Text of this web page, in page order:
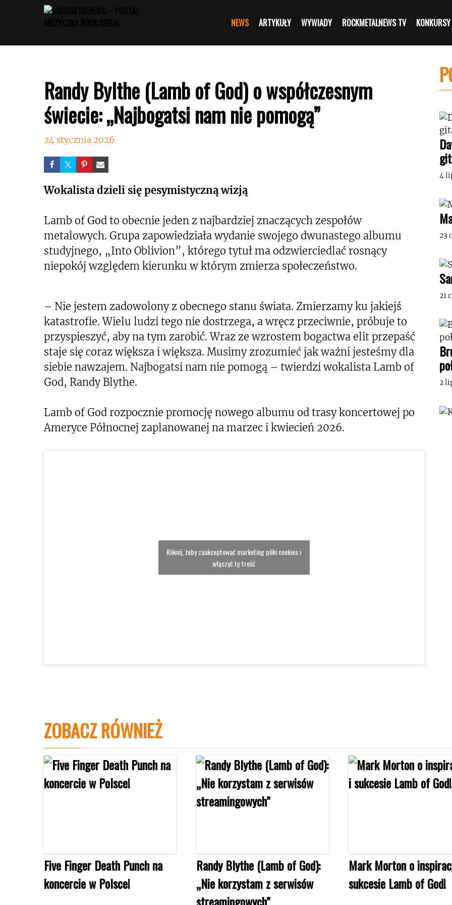
NEWS ARTYKUŁY WYWIADY ROCKMETALNEWS TV KONKURSY
Randy Bylthe (Lamb of God) o współczesnym
świecie: „Najbogatsi nam nie pomogą”
24 stycznia 2026
Wokalista dzieli się pesymistyczną wizją
Lamb of God to obecnie jeden z najbardziej znaczących zespołów
metalowych. Grupa zapowiedziała wydanie swojego dwunastego albumu
studyjnego, „Into Oblivion”, którego tytuł ma odzwierciedlać rosnący
niepokój względem kierunku w którym zmierza społeczeństwo.
– Nie jestem zadowolony z obecnego stanu świata. Zmierzamy ku jakiejś
katastrofie. Wielu ludzi tego nie dostrzega, a wręcz przeciwnie, próbuje to
przyspieszyć, aby na tym zarobić. Wraz ze wzrostem bogactwa elit przepaść
staje się coraz większa i większa. Musimy zrozumieć jak ważni jesteśmy dla
siebie nawzajem. Najbogatsi nam nie pomogą – twierdzi wokalista Lamb of
God, Randy Blythe.
Lamb of God rozpocznie promocję nowego albumu od trasy koncertowej po
Ameryce Północnej zaplanowanej na marzec i kwiecień 2026.
Kliknij, żeby zaakceptować marketing pliki cookies i
włączyć tę treść
4
23
21
2
ZOBACZ RÓWNIEŻ
Five Finger Death Punch na
koncercie w Polsce!
Randy Blythe (Lamb of God):
„Nie korzystam z serwisów
streamingowych”
Mark Morton o
sukcesie Lamb of God!